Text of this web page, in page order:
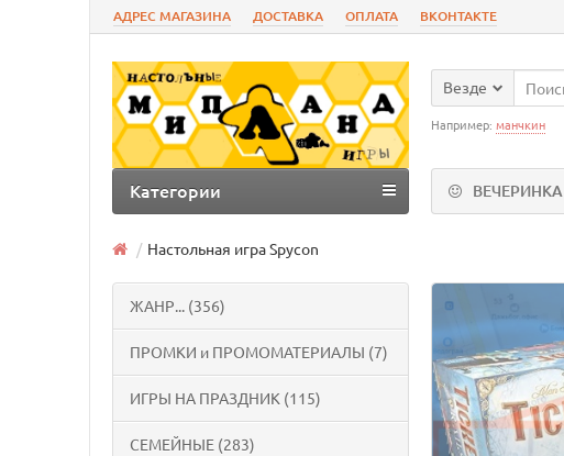
АДРЕС МАГАЗИНА ДОСТАВКА ОПЛАТА ВКОНТАКТЕ
Везде
Например: манчкин
ВЕЧЕРИНКА
Категории
Настольная игра Spycon
ЖАНР... (356)
ПРОМКИ и ПРОМОМАТЕРИАЛЫ (7)
ИГРЫ НА ПРАЗДНИК (115)
СЕМЕЙНЫЕ (283)